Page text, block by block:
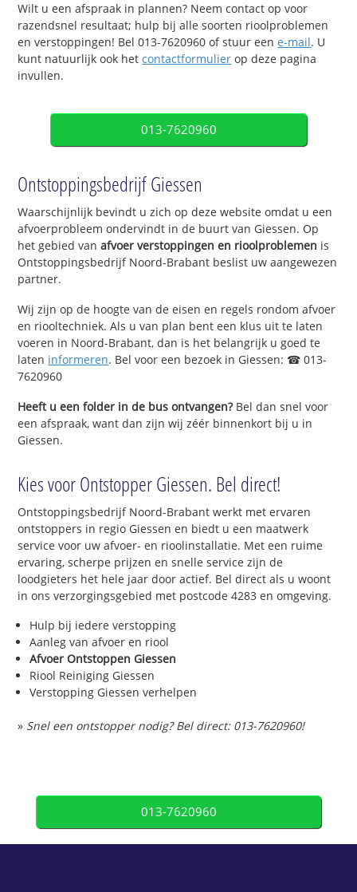
Wilt u een afspraak in plannen? Neem contact op voor
razendsnel resultaat; hulp bij alle soorten rioolproblemen
en verstoppingen! Bel 013-7620960 of stuur eene-mail. U
kunt natuurlijk ook hetcontactformulier op deze pagina
invullen.
013-7620960
Ontstoppingsbedrijf Giessen
Waarschijnlijk bevindt u zich op deze website omdat u een
afvoerprobleem ondervindt in de buurt van Giessen. Op
het gebied vanafvoer verstoppingen en rioolproblemen is
Ontstoppingsbedrijf Noord-Brabant beslist uw aangewezen
partner.
Wij zijn op de hoogte van de eisen en regels rondom afvoer
en riooltechniek. Als u van plan bent een klus uit te laten
voeren in Noord-Brabant, dan is het belangrijk u goed te
laten informeren. Bel voor een bezoek in Giessen: ☎ 013-
7620960
Heeft u een folder in de bus ontvangen?Bel dan snel voor
een afspraak, want dan zijn wij zéér binnenkort bij u in
Giessen.
Kies voor Ontstopper Giessen. Bel direct!
Ontstoppingsbedrijf Noord-Brabant werkt met ervaren
ontstoppers in regio Giessen en biedt u een maatwerk
service voor uw afvoer- en rioolinstallatie. Met een ruime
ervaring, scherpe prijzen en snelle service zijn de
loodgieters het hele jaar door actief. Bel direct als u woont
in ons verzorgingsgebied met postcode 4283 en omgeving.
Hulp bij iedere verstopping
Aanleg van afvoer en riool
Afvoer Ontstoppen Giessen
Riool Reiniging Giessen
Verstopping Giessen verhelpen
» Snel een ontstopper nodig? Bel direct: 013-7620960!
013-7620960